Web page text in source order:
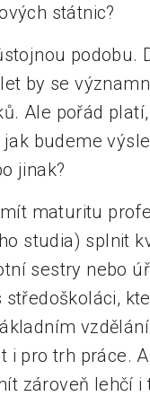
státnic?
podobu.
by se
Ale pořád
budeme
jinak?
maturitu
studia) splnit
sestry nebo
i pro trh práce.
zároveň lehčí i